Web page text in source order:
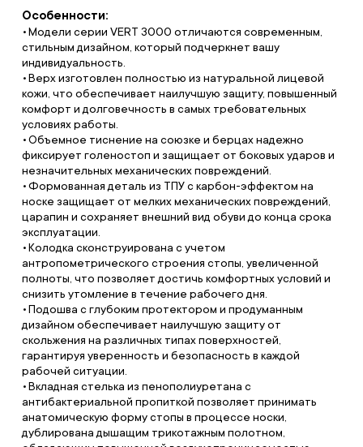
Особенности:
Модели серии VERT 3000 отличаются современным,
стильным дизайном, который подчеркнет вашу
индивидуальность.
Верх изготовлен полностью из натуральной лицевой
кожи, что обеспечивает наилучшую защиту, повышенный
комфорт и долговечность в самых требовательных
условиях работы.
Объемное тиснение на союзке и берцах надежно
фиксирует голеностоп и защищает от боковых ударов и
незначительных механических повреждений.
Формованная деталь из ТПУ с карбон-эффектом на
носке защищает от мелких механических повреждений,
царапин и сохраняет внешний вид обуви до конца срока
эксплуатации.
Колодка сконструирована с учетом
антропометрического строения стопы, увеличенной
полноты, что позволяет достичь комфортных условий и
снизить утомление в течение рабочего дня.
Подошва с глубоким протектором и продуманным
дизайном обеспечивает наилучшую защиту от
скольжения на различных типах поверхностей,
гарантируя уверенность и безопасность в каждой
рабочей ситуации.
Вкладная стелька из пенополиуретана с
антибактериальной пропиткой позволяет принимать
анатомическую форму стопы в процессе носки,
дублирована дышащим трикотажным полотном,